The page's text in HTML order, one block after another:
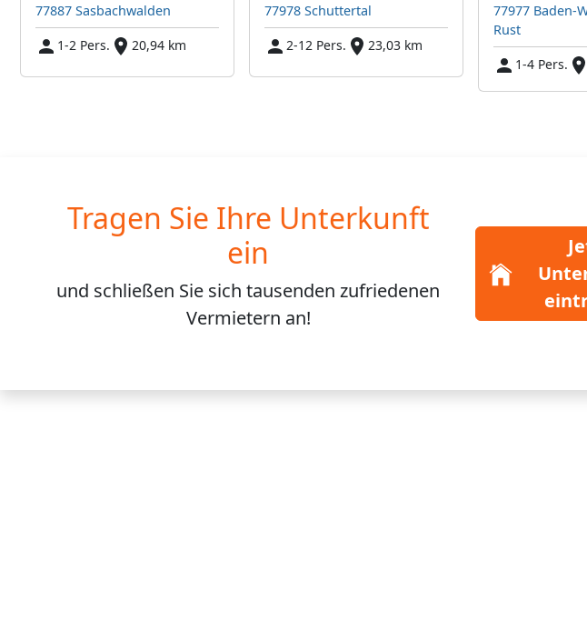
77887 Sasbachwalden
1-2 Pers.
20,94 km
77978 Schuttertal
2-12 Pers.
23,03 km
77977 Baden-
Rust
1-4 Pers.
Tragen Sie Ihre Unterkunft
ein
und schließen Sie sichtausenden zufriedenen
Vermietern an!